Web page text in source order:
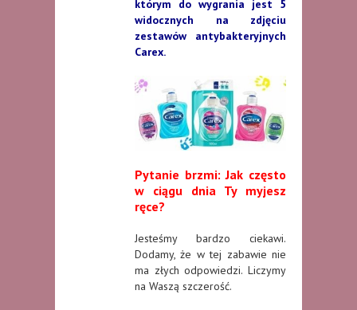
którym do wygrania jest 5
widocznych na zdjęciu
zestawów antybakteryjnych
Carex.
Pytanie brzmi: Jak często
w ciągu dnia Ty myjesz
ręce?
Jesteśmy bardzo ciekawi.
Dodamy, że w tej zabawie nie
ma złych odpowiedzi. Liczymy
na Waszą szczerość.